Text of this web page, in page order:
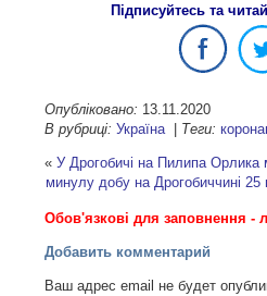
Підписуйтесь та
Опубліковано: 13.11.2020
В рубриці: Україна| Теги:
« У Дрогобичі на Пилипа Орлика
минулу добу на Дрогобиччині
Обов'язкові для заповнення -
Добавить комментарий
Ваш адрес email не будет